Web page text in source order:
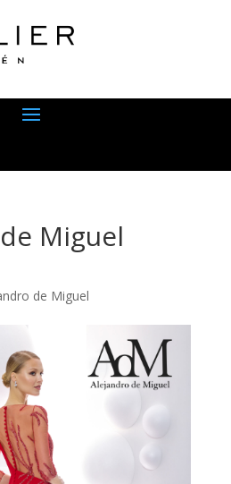
Miguel
de Miguel